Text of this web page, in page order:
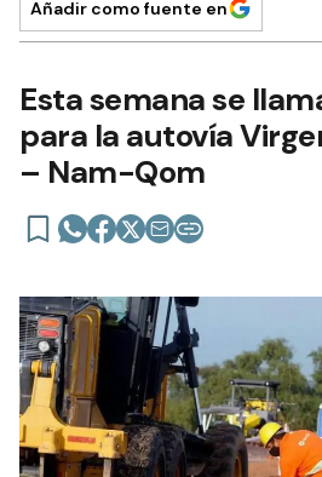
Añadir como fuente en
Esta semana se
para la autovía
– Nam-Qom